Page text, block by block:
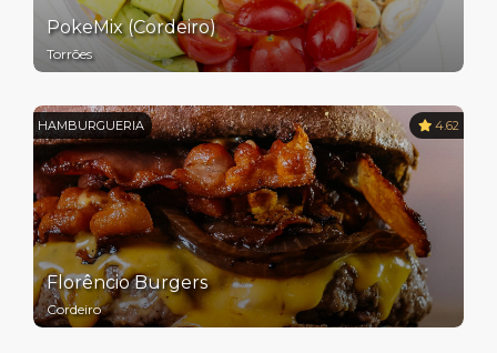
PokeMix (Cordeiro)
Torrões
HAMBURGUERIA 4.62
Florêncio Burgers
Cordeiro